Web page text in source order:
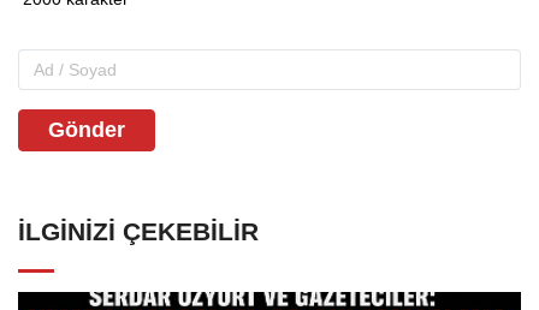
Gönder
İLGINIZI ÇEKEBILIR